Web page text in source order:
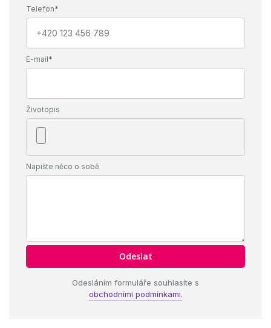
práce na pracovišti
Vzdělání
Výuční list
Nástup
Telefon*
E-mail*
Životopis
Napište něco o sobě
Odesláním formuláře souhlasíte s
obchodními podmínkami.